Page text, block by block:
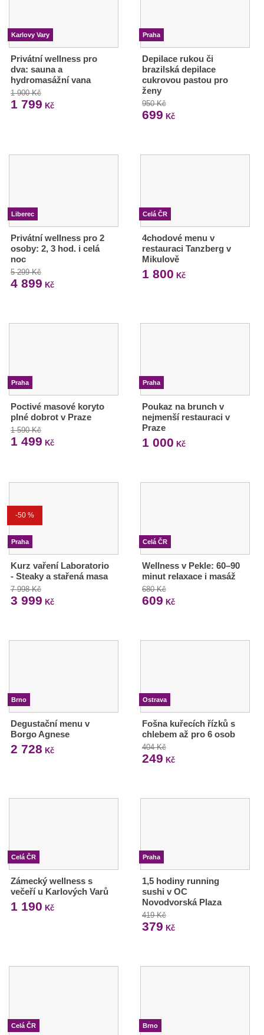
Karlovy Vary
Privátní wellness pro
dva: sauna a
hydromasážní vana
1 900 Kč
1 799 Kč
Praha
Depilace rukou či
brazilská depilace
cukrovou pastou pro
ženy
950 Kč
699 Kč
Liberec
Privátní wellness pro 2
osoby: 2, 3 hod. i celá
noc
5 299 Kč
4 899 Kč
Celá ČR
4chodové menu v
restauraci Tanzberg v
Mikulově
1 800 Kč
Praha
Poctivé masové koryto
plné dobrot v Praze
1 590 Kč
1 499 Kč
Praha
Poukaz na brunch v
nejmenší restauraci v
Praze
1 000 Kč
-50 %
Praha
Kurz vaření Laboratorio
- Steaky a stařená masa
7 998 Kč
3 999 Kč
Celá ČR
Wellness v Pekle: 60–90
minut relaxace i masáž
680 Kč
609 Kč
Brno
Degustační menu v
Borgo Agnese
2 728 Kč
Ostrava
Fošna kuřecích řízků s
chlebem až pro 6 osob
404 Kč
249 Kč
Celá ČR
Zámecký wellness s
večeří u Karlových Varů
1 190 Kč
Praha
1,5 hodiny running
sushi v OC
Novodvorská Plaza
419 Kč
379 Kč
Celá ČR Brno